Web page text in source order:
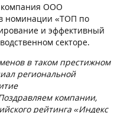
компания ООО
номинации «ТОП по
и эффективный
секторе.
в таком престижном
региональной
компании,
рейтинга «Индекс